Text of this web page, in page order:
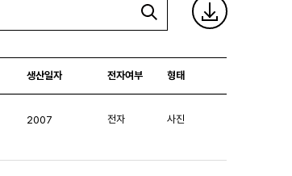
생산일자 전자여부 형태
2007 전자 사진